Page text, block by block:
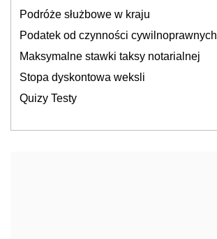
Podróże służbowe w kraju
Podatek od czynności cywilnoprawnych
Maksymalne stawki taksy notarialnej
Stopa dyskontowa weksli
Quizy Testy